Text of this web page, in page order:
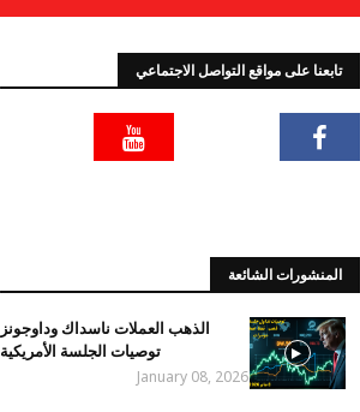
تابعنا على مواقع التواصل الاجتماعي
المنشورات الشائعة
الذهب العملات ناسداك وداوجونز
توصيات الجلسة الأمريكية
January 08, 2026